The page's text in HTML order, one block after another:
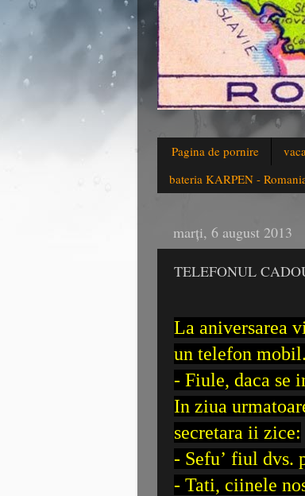
Pagina de pornire
bateria KARPEN -
marți, 6 august 2013
TELEFONUL
La aniversarea
un telefon mobil.
- Fiule, daca se
In ziua
secretara ii zice:
- Sefu’ fiul dvs.
- Tati, ciinele